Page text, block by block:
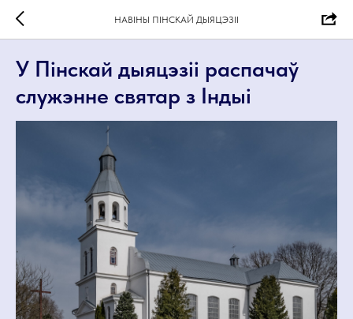
НАВІНЫ ПІНСКАЙ ДЫЯЦЭЗІІ
У Пінскай дыяцэзіі распачаў
служэнне святар з Індыі